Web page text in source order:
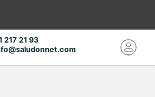
217 21 93